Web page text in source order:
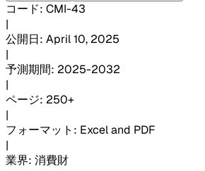
コード: CMI-43
|
公開日: April 10, 2025
|
予測期間: 2025-2032
|
ページ: 250+
|
フォーマット : Excel and PDF
|
業界: 消費財